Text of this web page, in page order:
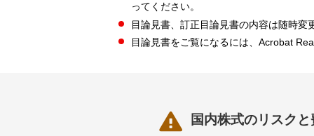
ってください。
目論見書、訂正目論見書の内容は随時変
目論見書をご覧になるには、Acrobat
 国内株式のリスク